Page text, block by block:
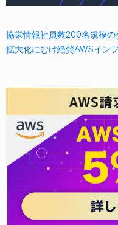
協栄情報社員数200名規模
拡大化にむけ絶賛AWSイン